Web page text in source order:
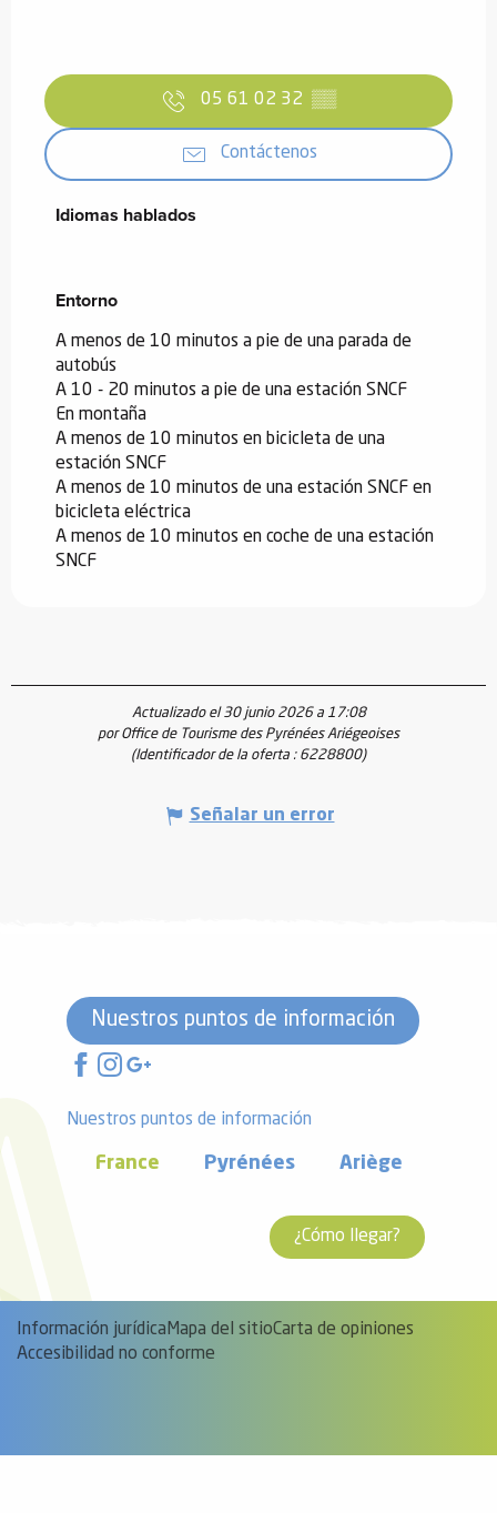
05 61 02 32 ▒▒
Contáctenos
Idiomas hablados
Idiomas hablados
Entorno
Entorno
A menos de 10 minutos a pie de una parada de
autobús
A 10 - 20 minutos a pie de una estación SNCF
En montaña
A menos de 10 minutos en bicicleta de una
estación SNCF
A menos de 10 minutos de una estación SNCF en
bicicleta eléctrica
A menos de 10 minutos en coche de una estación
SNCF
Actualizado el 30 junio 2026 a 17:08
por Office de Tourisme des Pyrénées Ariégeoises
(Identificador de la oferta : 6228800)
Señalar un error
Nuestros puntos de información
Nuestros puntos de información
France Pyrénées Ariège
¿Cómo llegar?
Información jurídica Mapa del sitioCarta de opiniones
Accesibilidad no conforme